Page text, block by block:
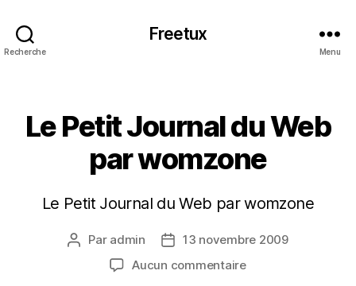
Recherche
Freetux
Menu
Le Petit Journal du Web
par womzone
Le Petit Journal du Web par womzone
Auteur
l’article
Par admin
Date13 novembre 2009
Aucun commentairesur